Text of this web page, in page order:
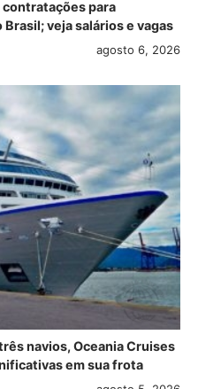
para
veja salários e vagas
agosto 6, 2026
navios, Oceania Cruises
em sua frota